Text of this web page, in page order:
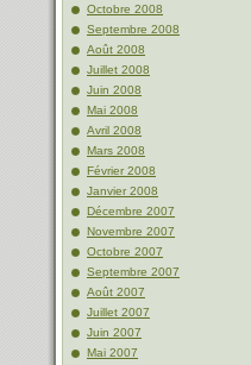
Octobre 2008
Septembre 2008
Août 2008
Juillet 2008
Juin 2008
Mai 2008
Avril 2008
Mars 2008
Février 2008
Janvier 2008
Décembre 2007
Novembre 2007
Octobre 2007
Septembre 2007
Août 2007
Juillet 2007
Juin 2007
Mai 2007